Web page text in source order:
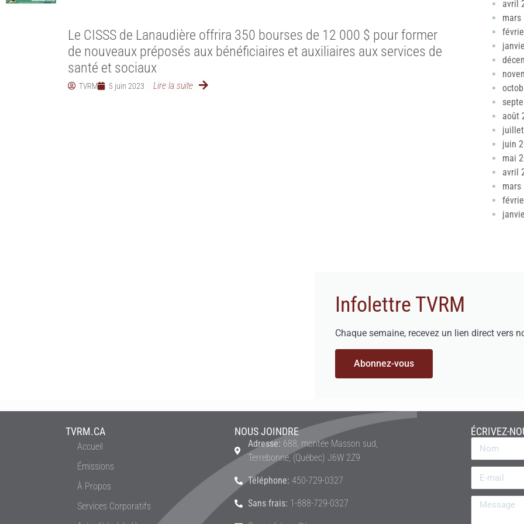
Le CISSS de Lanaudière offrira 350 bourses de 12 000 $ pour former
de nouveaux préposés aux bénéficiaires et auxiliaires aux services de
santé et sociaux
TVRM 5 juin 2023 Lire la suite
avril
mars
août
juin
mai
avril
mars
Infolettre TVRM
Chaque semaine, recevez un lien direct vers
Abonnez-vous
TVRM.CA
Accueil
Émissions
À Propos
Services Corporatifs
NOUS JOINDRE
Adresse: 688, montée Masson sud,
Terrebonne, (Québec) J6W 2Z9
Téléphone: 450-729-0327
Sans frais: 1-888-729-0327
ÉCRIVEZ-